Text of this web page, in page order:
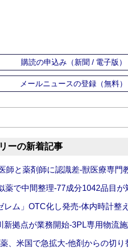
購読の申込み（新聞 / 電子版）
メールニュースの登録（無料）
ーの新着記事
師と薬剤師に認識差‐獣医療専門
薬で中間整理‐77成分1042品目が
レム」OTC化し発売‐体内時計整
新拠点が業務開始‐3PL専用物流
、米国で急拡大‐他剤からの切り